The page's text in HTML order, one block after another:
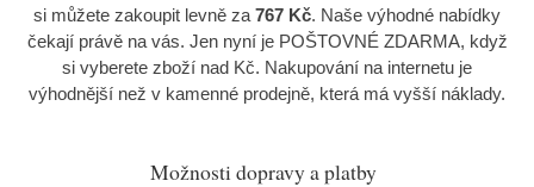
si můžete zakoupit levně za 767 Kč. Naše výhodné nabídky
čekají právě na vás. Jen nyní je POŠTOVNÉ ZDARMA, když
si vyberete zboží nad Kč. Nakupování na internetu je
výhodnější než v kamenné prodejně, která má vyšší náklady.
Možnosti dopravy a platby